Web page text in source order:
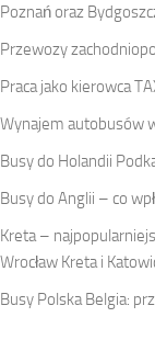
Poznań oraz
Przewozy
Praca jako kierowca
Wynajem autobusów
Busy do Holandii
Busy do Anglii – co
Kreta –
Wrocław Kreta i
Busy Polska Belgia: